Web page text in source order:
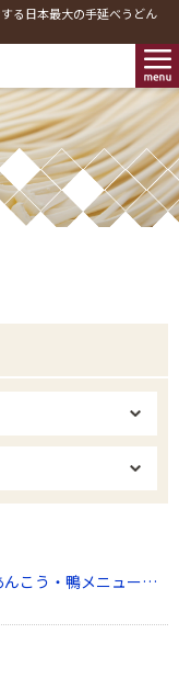
る日本最大の手延べうどん
1月9日(木)より「季節限定 あんこう・鴨メニュー」販売開始